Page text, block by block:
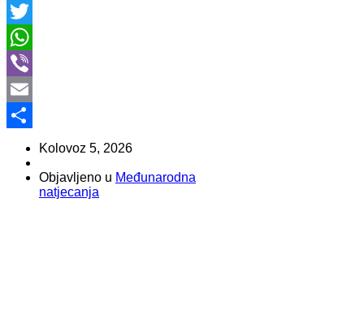
Facebook
Twitter
WhatsApp
Viber
Email
Share
Kolovoz 5, 2026
Objavljeno u Međunarodna
natjecanja